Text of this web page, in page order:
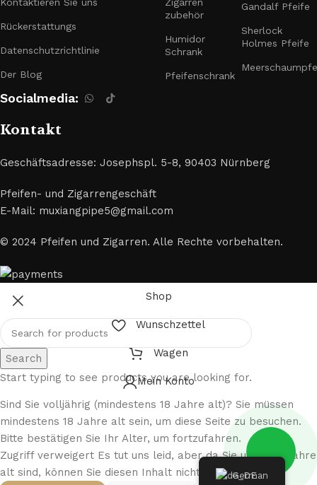
Kontaktieren Sie uns
Rückerstattungs
Datenschutzrichtlinie
Der Blog
Zigarren
zubehör
Humidor
Schrank
Pfeifenschrank
Gandalf Pfeife
Sherlock
Holmes Pfeife
Socialmedia:
Kontakt
Geschäftsadresse: Josephspl. 5-8, 90403 Nürnberg
Pfeifen- und Zigarrengeschäft
E-Mail: muxiangpipe5@gmail.com
© 2024 Pfeifen und Zigarren. Alle Rechte vorbehalten.
Search
Start typing to see products you are looking for.
Shop
Wunschzettel
Wagen
Mein Konto
Sind Sie volljährig (mindestens 18 Jahre alt)? Sie müssen
mindestens 18 Jahre alt sein, um diese Seite zu besuchen.
Bitte bestätigen Sie Ihr Alter, um fortzufahren.
Zugriff verweigert Es tut uns leid, aber da Sie unter 18 Jahre
alt sind, können Sie diesen Inhalt nicht aufrufen.German